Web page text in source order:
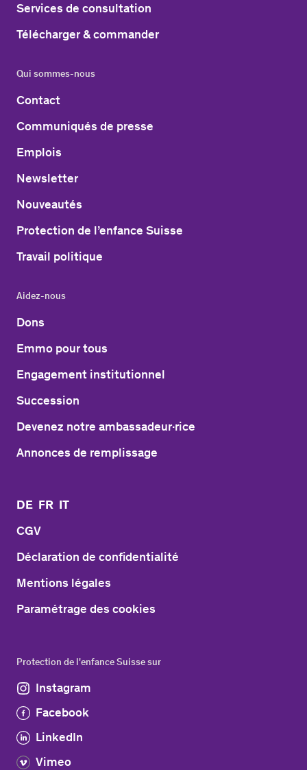
Services de consultation
Télécharger & commander
Qui sommes-nous
Contact
Communiqués de presse
Emplois
Newsletter
Nouveautés
Protection de l’enfance Suisse
Travail politique
Aidez-nous
Dons
Emmo pour tous
Engagement institutionnel
Succession
Devenez notre ambassadeur·rice
Annonces de remplissage
DE FR IT
CGV
Déclaration de confidentialité
Mentions légales
Paramétrage des cookies
Protection de l'enfance Suisse sur
Instagram
Facebook
LinkedIn
Vimeo